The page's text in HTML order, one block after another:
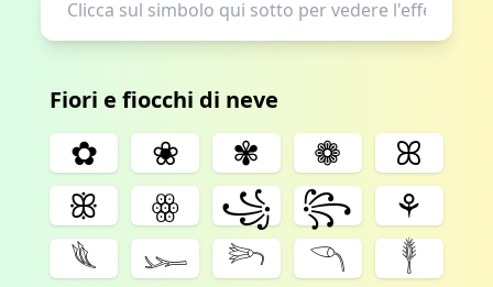
Fiori e fiocchi di neve
✿ ❀ ✾ ❁
ꕤ
ꕥ
ꙮ ꧁ ꧂
⚘
𓆰
𓆱 𓆸 𓆹
𓇣